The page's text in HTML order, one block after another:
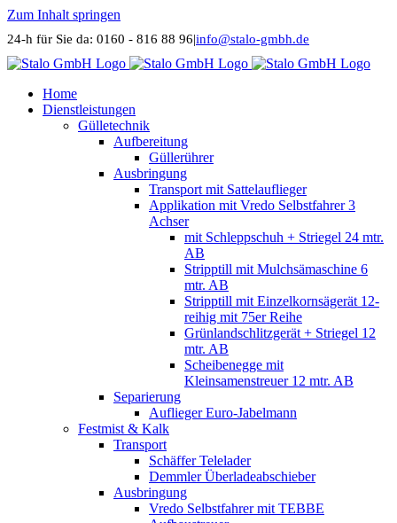
Zum Inhalt springen
24-h für Sie da: 0160 - 816 88 96|info@stalo-gmbh.de
Home
Dienstleistungen
Gülletechnik
Aufbereitung
Güllerührer
Ausbringung
Transport mit Sattelauflieger
Applikation mit Vredo Selbstfahrer 3
Achser
mit Schleppschuh + Striegel 24 mtr.
AB
Stripptill mit Mulchsämaschine 6
mtr. AB
Stripptill mit Einzelkornsägerät 12-
reihig mit 75er Reihe
Grünlandschlitzgerät + Striegel 12
mtr. AB
Scheibenegge mit
Kleinsamenstreuer 12 mtr. AB
Separierung
Auflieger Euro-Jabelmann
Festmist & Kalk
Transport
Schäffer Telelader
Demmler Überladeabschieber
Ausbringung
Vredo Selbstfahrer mit TEBBE